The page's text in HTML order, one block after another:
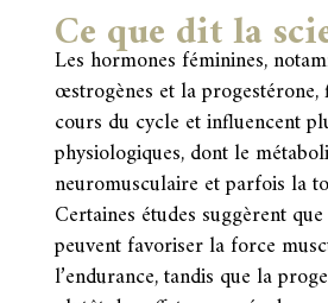
Ce que dit la
Les hormones féminines,
œstrogènes et la progestérone,
cours du cycle et influencent
physiologiques, dont le
neuromusculaire et parfois la
Certaines études suggèrent
peuvent favoriser la force
l’endurance, tandis que la